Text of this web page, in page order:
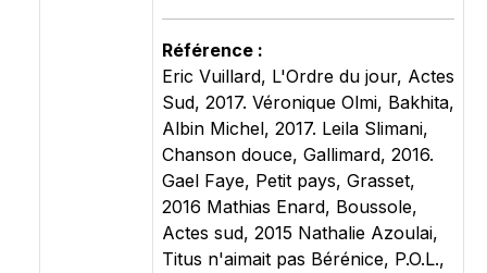
Référence :
Eric Vuillard, L'Ordre du jour, Actes
Sud, 2017. Véronique Olmi, Bakhita,
Albin Michel, 2017. Leila Slimani,
Chanson douce, Gallimard, 2016.
Gael Faye, Petit pays, Grasset,
2016 Mathias Enard, Boussole,
Actes sud, 2015 Nathalie Azoulai,
Titus n'aimait pas Bérénice, P.O.L.,